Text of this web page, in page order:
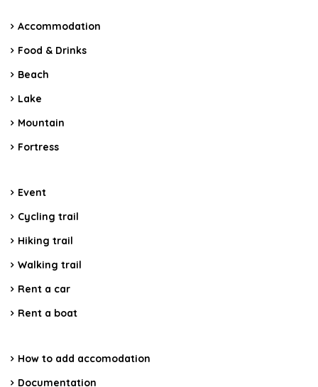
Accommodation
Food & Drinks
Beach
Lake
Mountain
Fortress
Event
Cycling trail
Hiking trail
Walking trail
Rent a car
Rent a boat
How to add accomodation
Documentation